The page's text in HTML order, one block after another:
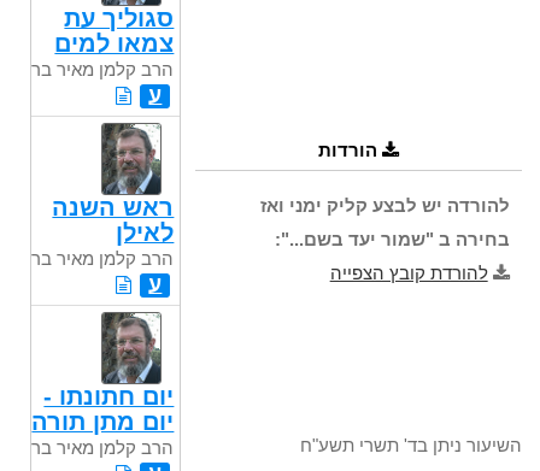
הורדות
להורדה יש לבצע קליק ימני ואז
בחירה ב "שמור יעד בשם...":
להורדת קובץ הצפייה
השיעור ניתן בד' תשרי תשע"ח
סגוליך עת
צמאו למים
הרב קלמן מאיר בר
ע
ראש השנה
לאילן
הרב קלמן מאיר בר
ע
יום חתונתו -
יום מתן תורה
הרב קלמן מאיר בר